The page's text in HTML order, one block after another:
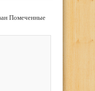
Помеченные